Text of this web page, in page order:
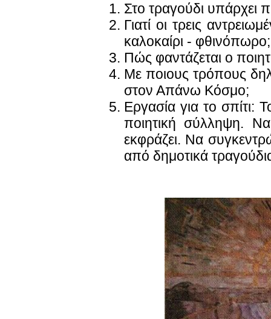
Στο τραγούδι υπάρχει
Γιατί οι τρεις
καλοκαίρι - φθινόπωρο;
Πώς φαντάζεται ο
Με ποιους τρόπους
στον Απάνω Κόσμο;
Εργασία για το σπίτι:
ποιητική σύλληψη. Να
εκφράζει. Να
από δημοτικά